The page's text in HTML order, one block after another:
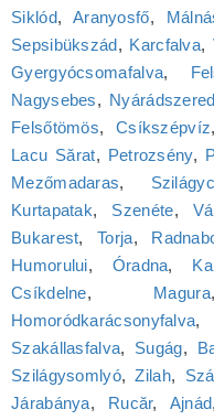
Siklód, Aranyosfő,
Sepsibükszád, Karcfalva,
Gyergyócsomafalva,
Nagysebes,
Felsőtömös, Csíkszépvíz
Lacu Sărat, Petrozsény,
Mezőmadaras,
Kurtapatak, Szenéte,
Bukarest,Torja,
Humorului, Óradna,
Csíkdelne, Magura
Homoródkarácsonyfalva
Szakállasfalva, Sugág,
Szilágysomlyó,Zilah,
Járabánya, Rucăr, Ajnád